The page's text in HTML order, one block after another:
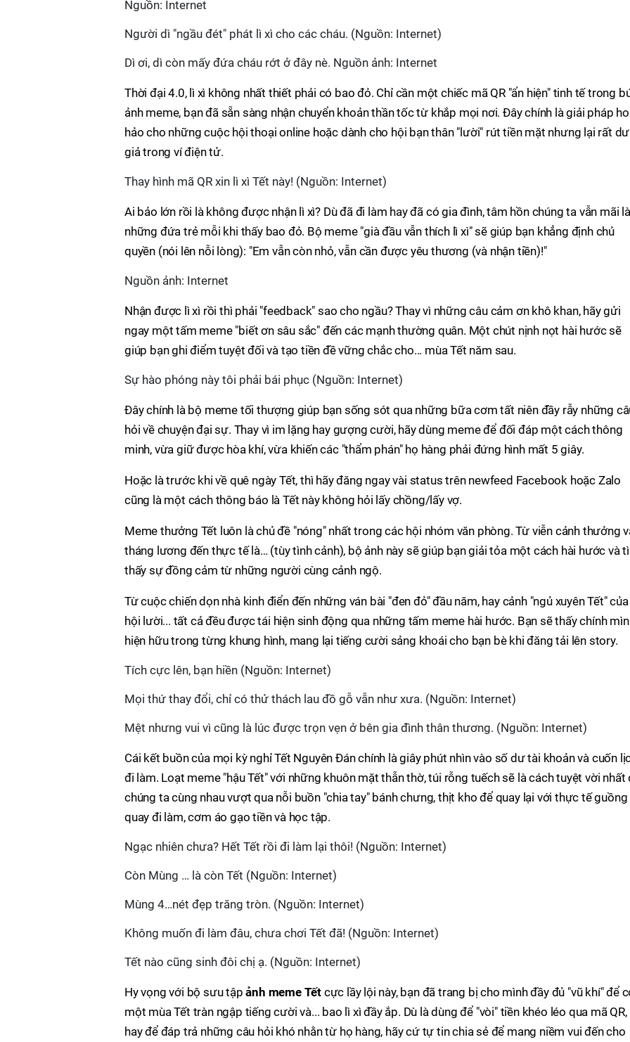
Nguồn: Internet
Người dì "ngầu đét" phát lì xì cho các cháu. (Nguồn: Internet)
Dì ơi, dì còn mấy đứa cháu rớt ở đây nè. Nguồn ảnh: Internet
Thời đại 4.0, lì xì không nhất thiết phải có bao đỏ. Chỉ cần một chiếc mã QR "ẩn hiện" tinh tế trong
ảnh meme, bạn đã sẵn sàng nhận chuyển khoản thần tốc từ khắp mọi nơi. Đây chính là giải pháp
hảo cho những cuộc hội thoại online hoặc dành cho hội bạn thân "lười" rút tiền mặt nhưng lại rất dư
giả trong ví điện tử.
Thay hình mã QR xin lì xì Tết này! (Nguồn: Internet)
Ai bảo lớn rồi là không được nhận lì xì? Dù đã đi làm hay đã có gia đình, tâm hồn chúng ta vẫn mãi là
những đứa trẻ mỗi khi thấy bao đỏ. Bộ meme "già đầu vẫn thích lì xì" sẽ giúp bạn khẳng định chủ
quyền (nói lên nỗi lòng): "Em vẫn còn nhỏ, vẫn cần được yêu thương (và nhận tiền)!"
Nguồn ảnh: Internet
Nhận được lì xì rồi thì phải "feedback" sao cho ngầu? Thay vì những câu cảm ơn khô khan, hãy gửi
ngay một tấm meme "biết ơn sâu sắc" đến các mạnh thường quân. Một chút nịnh nọt hài hước sẽ
giúp bạn ghi điểm tuyệt đối và tạo tiền đề vững chắc cho... mùa Tết năm sau.
Sự hào phóng này tôi phải bái phục (Nguồn: Internet)
Đây chính là bộ meme tối thượng giúp bạn sống sót qua những bữa cơm tất niên đầy rẫy những
hỏi về chuyện đại sự. Thay vì im lặng hay gượng cười, hãy dùng meme để đối đáp một cách thông
minh, vừa giữ được hòa khí, vừa khiến các "thẩm phán" họ hàng phải đứng hình mất 5 giây.
Hoặc là trước khi về quê ngày Tết, thì hãy đăng ngay vài status trên newfeed Facebook hoặc Zalo
cũng là một cách thông báo là Tết này không hỏi lấy chồng/lấy vợ.
Meme thưởng Tết luôn là chủ đề "nóng" nhất trong các hội nhóm văn phòng. Từ viễn cảnh thưởng
tháng lương đến thực tế là… (tùy tình cảnh), bộ ảnh này sẽ giúp bạn giải tỏa một cách hài hước và
thấy sự đồng cảm từ những người cùng cảnh ngộ.
Từ cuộc chiến dọn nhà kinh điển đến những ván bài "đen đỏ" đầu năm, hay cảnh "ngủ xuyên Tết" của
hội lười... tất cả đều được tái hiện sinh động qua những tấm meme hài hước. Bạn sẽ thấy chính
hiện hữu trong từng khung hình, mang lại tiếng cười sảng khoái cho bạn bè khi đăng tải lên story.
Tích cực lên, bạn hiền (Nguồn: Internet)
Mọi thứ thay đổi, chỉ có thử thách lau đồ gỗ vẫn như xưa. (Nguồn: Internet)
Mệt nhưng vui vì cũng là lúc được trọn vẹn ở bên gia đình thân thương. (Nguồn: Internet)
Cái kết buồn của mọi kỳ nghỉ Tết Nguyên Đán chính là giây phút nhìn vào số dư tài khoản và cuốn
đi làm. Loạt meme "hậu Tết" với những khuôn mặt thẫn thờ, túi rỗng tuếch sẽ là cách tuyệt vời nhất
chúng ta cùng nhau vượt qua nỗi buồn "chia tay" bánh chưng, thịt kho để quay lại với thực tế guồng
quay đi làm, cơm áo gạo tiền và học tập.
Ngạc nhiên chưa? Hết Tết rồi đi làm lại thôi! (Nguồn: Internet)
Còn Mùng … là còn Tết (Nguồn: Internet)
Mùng 4…nét đẹp trăng tròn. (Nguồn: Internet)
Không muốn đi làm đâu, chưa chơi Tết đã! (Nguồn: Internet)
Tết nào cũng sinh đôi chị ạ. (Nguồn: Internet)
Hy vọng với bộ sưu tậpảnh meme Tết cực lầy lội này, bạn đã trang bị cho mình đầy đủ "vũ khí" để
một mùa Tết tràn ngập tiếng cười và... bao lì xì đầy ắp. Dù là dùng để "vòi" tiền khéo léo qua mã QR,
hay để đáp trả những câu hỏi khó nhằn từ họ hàng, hãy cứ tự tin chia sẻ để mang niềm vui đến cho